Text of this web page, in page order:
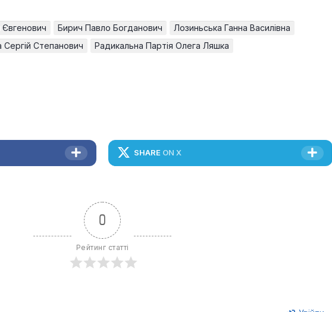
Бирич Павло Богданович
Лозиньська Ганна Василівна
Сергій Степанович
Радикальна Партія Олега Ляшка
SHARE ON X
0
Рейтинг статті